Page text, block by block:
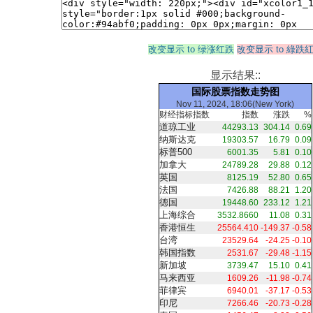
改变显示 to 绿涨红跌 改变显示 to 綠跌
显示结果::
国际股票指数走势图
Nov 11, 2024, 18:06(New York)
财经指标指数
指数 涨跌 %
道琼工业 44293.13 304.14 0.69
纳斯达克 19303.57 16.79 0.09
标普500 6001.35 5.81 0.10
加拿大 24789.28 29.88 0.12
英国 8125.19 52.80 0.65
法国 7426.88 88.21 1.20
德国 19448.60 233.12 1.21
上海综合 3532.8660 11.08 0.31
香港恒生 25564.410 -149.37 -0.58
台湾 23529.64 -24.25 -0.10
韩国指数 2531.67 -29.48 -1.15
新加坡 3739.47 15.10 0.41
马来西亚 1609.26 -11.98 -0.74
菲律宾 6940.01 -37.17 -0.53
印尼 7266.46 -20.73 -0.28